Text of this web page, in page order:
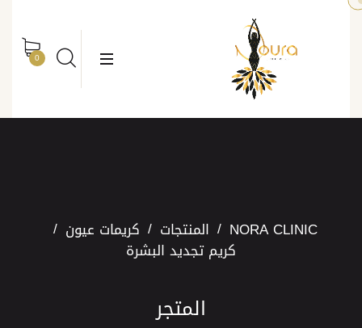
0
NORA CLINIC المنتجات
كريمات عيون
كريم تجديد البشرة
المتجر